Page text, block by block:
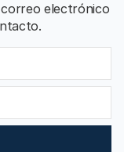
electrónico